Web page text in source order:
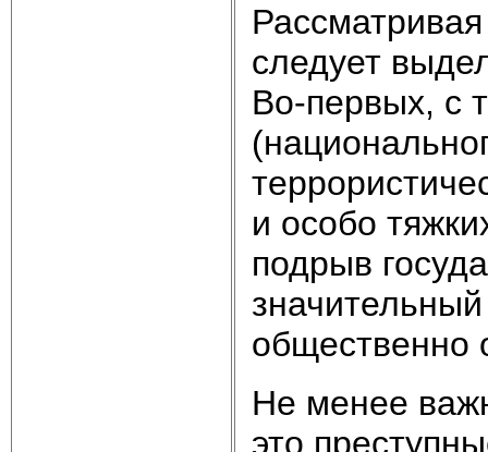
следует
Во-первых, с
и особо
подрыв
общественно
Не менее
это